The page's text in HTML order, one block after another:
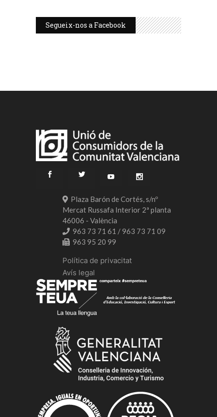
Segueix-nos a Facebook
Plaza Barón de Cortés, s/nº
Mercat Russafa Interior 2ª planta
46006 - València
963 73 71 61 / 963 73 71 09
963 95 20 99
Política de privacitat
Avís legal